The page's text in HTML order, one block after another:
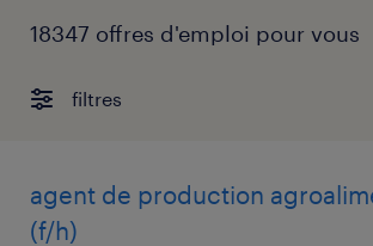
18347 offres d'emploi pour vous
filtres
agent de production
(f/h)